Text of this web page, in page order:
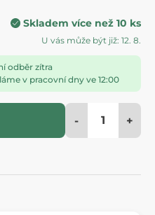
Skladem více než 10 ks
U vás může být již: 12. 8.
odběr zítra
v pracovní dny ve 12:00
- +